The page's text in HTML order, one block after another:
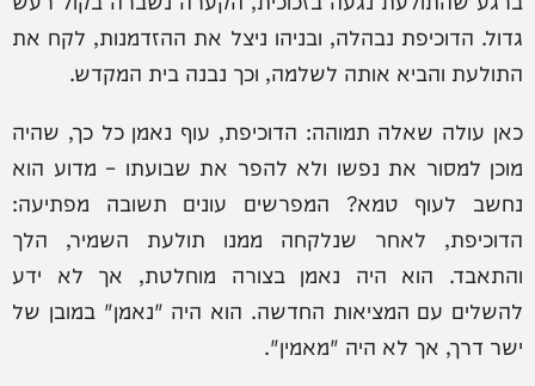
גדול. הדוכיפת נבהלה, ובניהו ניצל את ההזדמנות, לקח את
התולעת והביא אותה לשלמה, וכך נבנה בית המקדש.
כאן עולה שאלה תמוהה: הדוכיפת, עוף נאמן כל כך, שהיה
מוכן למסור את נפשו ולא להפר את שבועתו – מדוע הוא
נחשב לעוף טמא? המפרשים עונים תשובה מפתיעה:
הדוכיפת, לאחר שנלקחה ממנו תולעת השמיר, הלך
והתאבד. הוא היה נאמן בצורה מוחלטת, אך לא ידע
להשלים עם המציאות החדשה. הוא היה "נאמן" במובן של
ישר דרך, אך לא היה "מאמין".